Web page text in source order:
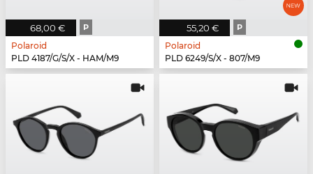
68,00 € P
Polaroid
PLD 4187/G/S/X - HAM/M9
55,20 € P
Polaroid
PLD 6249/S/X - 807/M9